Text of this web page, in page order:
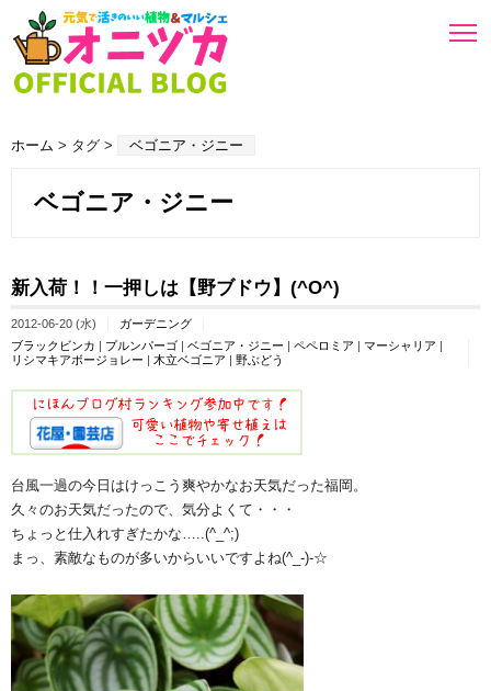
ホーム > タグ > ベゴニア・ジニー
ベゴニア・ジニー
新入荷！！一押しは【野ブドウ】(^O^)
2012-06-20 (水)
ガーデニング
ブラックビンカ | プルンパーゴ | ベゴニア・ジニー | ペペロミア | マーシャリア |
リシマキアボージョレー | 木立ベゴニア | 野ぶどう
台風一過の今日はけっこう爽やかなお天気だった福岡。
久々のお天気だったので、気分よくて・・・
ちょっと仕入れすぎたかな…..(^_^;)
まっ、素敵なものが多いからいいですよね(^_-)-☆